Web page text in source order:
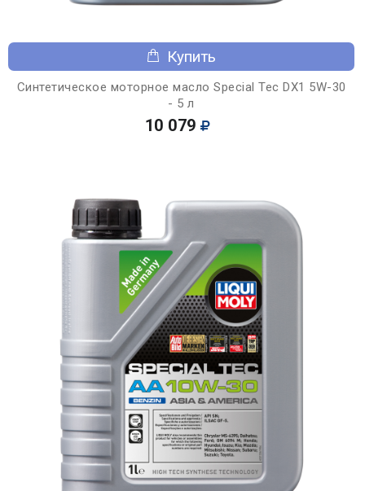
Купить
Синтетическое моторное масло Special Tec DX1 5W-30
- 5 л
10 079